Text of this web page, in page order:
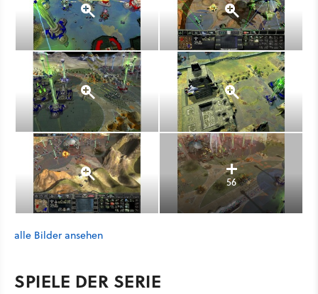
56
alle Bilder ansehen
SPIELE DER SERIE